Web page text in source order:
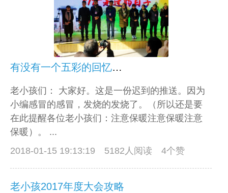
有没有一个五彩的回忆球进入了你的记忆库
老小孩们： 大家好。这是一份迟到的推送。因为
小编感冒的感冒，发烧的发烧了。（所以还是要
在此提醒各位老小孩们：注意保暖注意保暖注意
保暖）。 ...
2018-01-15 19:13:19
5182人阅读 4个赞
老小孩2017年度大会攻略